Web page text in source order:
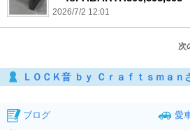
2026/7/2 12:01
次
ＬＯＣＫ音 ｂｙ Ｃｒａｆｔｓｍａｎ
ブログ
愛